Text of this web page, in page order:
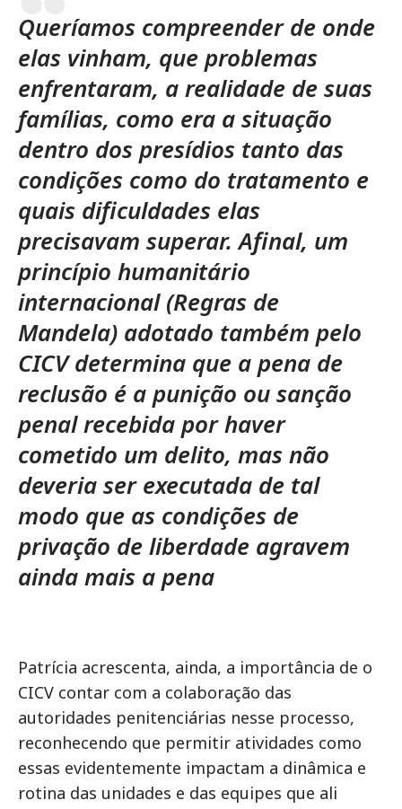
Queríamos compreender de onde
elas vinham, que problemas
enfrentaram, a realidade de suas
famílias, como era a situação
dentro dos presídios tanto das
condições como do tratamento e
quais dificuldades elas
precisavam superar. Afinal, um
princípio humanitário
internacional (Regras de
Mandela) adotado também pelo
CICV determina que a pena de
reclusão é a punição ou sanção
penal recebida por haver
cometido um delito, mas não
deveria ser executada de tal
modo que as condições de
privação de liberdade agravem
ainda mais a pena
Patrícia acrescenta, ainda, a importância de o
CICV contar com a colaboração das
autoridades penitenciárias nesse processo,
reconhecendo que permitir atividades como
essas evidentemente impactam a dinâmica e
rotina das unidades e das equipes que ali